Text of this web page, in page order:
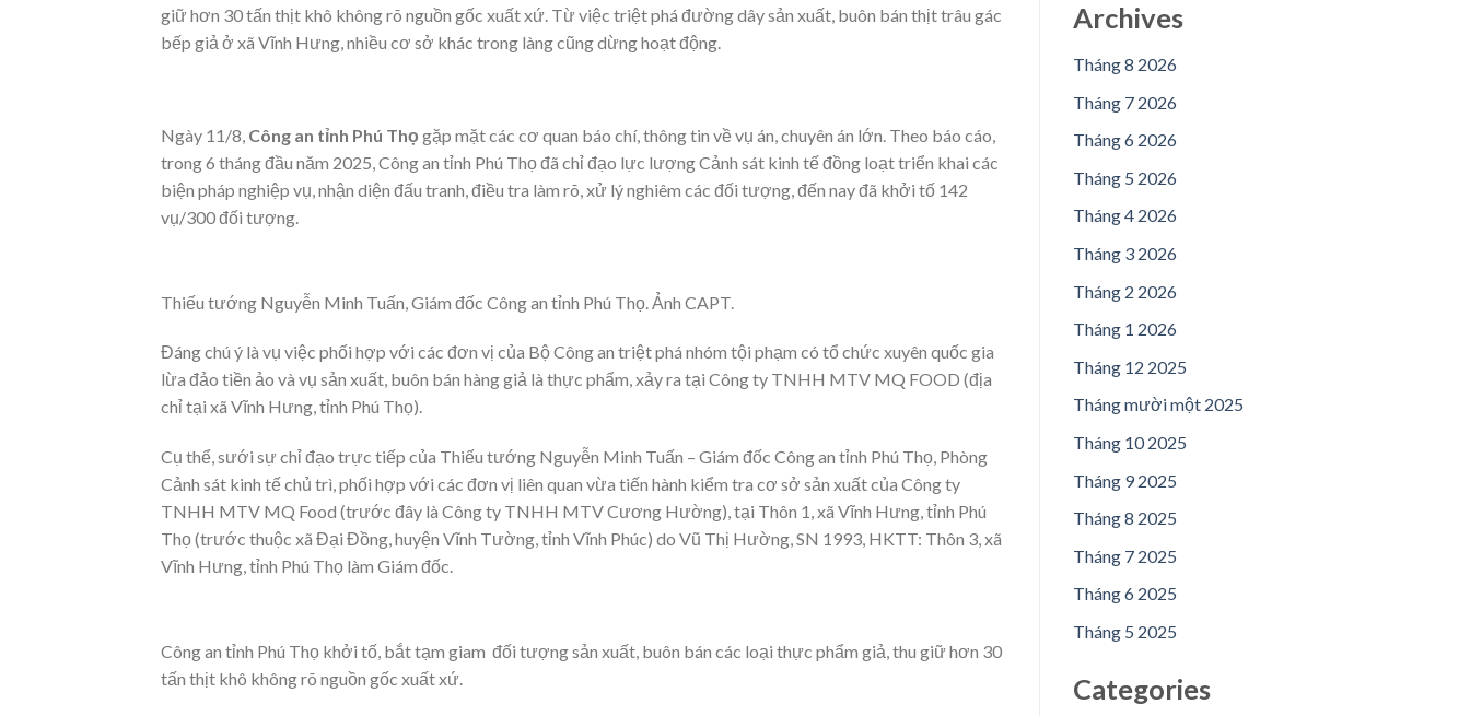
giữ hơn 30 tấn thịt khô không rõ nguồn gốc xuất xứ. Từ việc triệt phá đường dây sản xuất, buôn bán thịt trâu gác
bếp giả ở xã Vĩnh Hưng, nhiều cơ sở khác trong làng cũng dừng hoạt động.
Ngày 11/8, Công an tỉnh Phú Thọ gặp mặt các cơ quan báo chí, thông tin về vụ án, chuyên án lớn. Theo báo cáo,
trong 6 tháng đầu năm 2025, Công an tỉnh Phú Thọ đã chỉ đạo lực lượng Cảnh sát kinh tế đồng loạt triển khai các
biện pháp nghiệp vụ, nhận diện đấu tranh, điều tra làm rõ, xử lý nghiêm các đối tượng, đến nay đã khởi tố 142
vụ/300 đối tượng.
Thiếu tướng Nguyễn Minh Tuấn, Giám đốc Công an tỉnh Phú Thọ. Ảnh CAPT.
Đáng chú ý là vụ việc phối hợp với các đơn vị của Bộ Công an triệt phá nhóm tội phạm có tổ chức xuyên quốc gia
lừa đảo tiền ảo và vụ sản xuất, buôn bán hàng giả là thực phẩm, xảy ra tại Công ty TNHH MTV MQ FOOD (địa
chỉ tại xã Vĩnh Hưng, tỉnh Phú Thọ).
Cụ thể, sưới sự chỉ đạo trực tiếp của Thiếu tướng Nguyễn Minh Tuấn – Giám đốc Công an tỉnh Phú Thọ, Phòng
Cảnh sát kinh tế chủ trì, phối hợp với các đơn vị liên quan vừa tiến hành kiểm tra cơ sở sản xuất của Công ty
TNHH MTV MQ Food (trước đây là Công ty TNHH MTV Cương Hường), tại Thôn 1, xã Vĩnh Hưng, tỉnh Phú
Thọ (trước thuộc xã Đại Đồng, huyện Vĩnh Tường, tỉnh Vĩnh Phúc) do Vũ Thị Hường, SN 1993, HKTT: Thôn 3, xã
Vĩnh Hưng, tỉnh Phú Thọ làm Giám đốc.
Công an tỉnh Phú Thọ khởi tố, bắt tạm giam đối tượng sản xuất, buôn bán các loại thực phẩm giả, thu giữ hơn 30
tấn thịt khô không rõ nguồn gốc xuất xứ.
Archives
Tháng 8 2026
Tháng 7 2026
Tháng 6 2026
Tháng 5 2026
Tháng 4 2026
Tháng 3 2026
Tháng 2 2026
Tháng 1 2026
Tháng 12 2025
Tháng mười một 2025
Tháng 10 2025
Tháng 9 2025
Tháng 8 2025
Tháng 7 2025
Tháng 6 2025
Tháng 5 2025
Categories